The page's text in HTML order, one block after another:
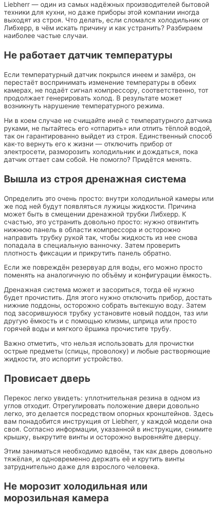
Liebherr — один из самых надёжных производителей бытовой
техники для кухни, но даже приборы этой компании иногда
выходят из строя. Что делать, если сломался холодильник от
Либхерр, в чём искать причину и как устранить? Разбираем
наиболее частые случаи.
Не работает датчик температуры
Если температурный датчик покрылся инеем и замёрз, он
перестаёт воспринимать изменение температуры в обеих
камерах, не подаёт сигнал компрессору, соответственно, тот
продолжает генерировать холод. В результате может
возникнуть нарушение температурного режима.
Ни в коем случае не счищайте иней с температурного датчика
руками, не пытайтесь его «отпарить» или отлить тёплой водой,
так он гарантированно выйдет из строя. Единственный способ
как-то вернуть его к жизни — отключить прибор от
электросети, разморозить холодильник и дождаться, пока
датчик оттает сам собой. Не помогло? Придётся менять.
Вышла из строя дренажная система
Определить это очень просто: внутри холодильной камеры или
же под ней будут появляться лужицы жидкости. Причина
может быть в смещении дренажной трубки Либхерр. К
счастью, это устранить довольно просто: нужно отвинтить
нижнюю панель в области компрессора и осторожно
направить трубку рукой так, чтобы жидкость из нее снова
попадала в специальную ванночку. Затем проверить
плотность фиксации и прикрутить панель обратно.
Если же повреждён резервуар для воды, его можно просто
поменять на аналогичную по объёму и конфигурации ёмкость.
Дренажная система может и засориться, тогда её нужно
будет прочистить. Для этого нужно отключить прибор, достать
нижние поддоны, осторожно собрать вытекшую воду. Затем
под засорившуюся трубку установите новый поддон, таз или
другую ёмкость и с помощью клизмы, шприца или просто
горячей воды и мягкого ёршика прочистите трубу.
Важно отметить, что нельзя использовать для прочистки
острые предметы (спицы, проволоку) и любые растворяющие
жидкости, это испортит устройство.
Провисает дверь
Перекос легко увидеть: уплотнительная резина в одном из
углов отходит. Отрегулировать положение двери довольно
легко, это делается посредством опорных кронштейнов. Здесь
вам понадобится инструкция от Liebherr, у каждой модели она
своя. Согласно информации, указанной в инструкции, снимите
крышку, выкрутите винты и осторожно выровняйте дверцу.
Этим заниматься необходимо вдвоём, так как дверь довольно
тяжёлая, и одновременно держать её и крутить винты
затруднительно даже для взрослого человека.
Не морозит холодильная или
морозильная камера